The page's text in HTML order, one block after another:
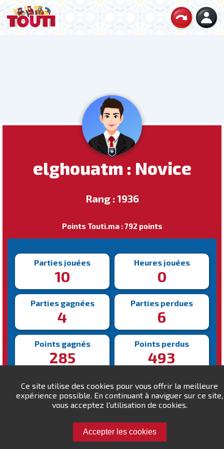
Ce site utilise des cookies pour vous offrir la meilleure
expérience possible. En continuant à naviguer sur ce site,
vous acceptez l'utilisation de cookies.
Accepter les cookies
elghouatm : Novice
Rang : 1936
Points Touti.ma : 792 points
Parties jouées
10
Heures jouées
0
Parties gagnées
4
Parties perdues
6
Points gagnés
285
Points perdus
493
Victoire la plus rapide
157s
Victoire la plus lente
211s
Défiez elghouatm !